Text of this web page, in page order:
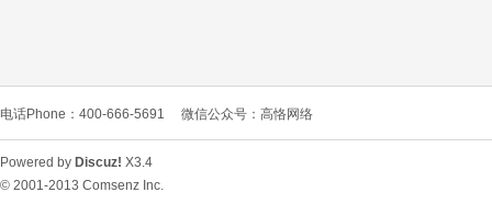
电话Phone：400-666-5691 微信公众号：高恪网络
Powered by Discuz! X3.4
© 2001-2013 Comsenz Inc.